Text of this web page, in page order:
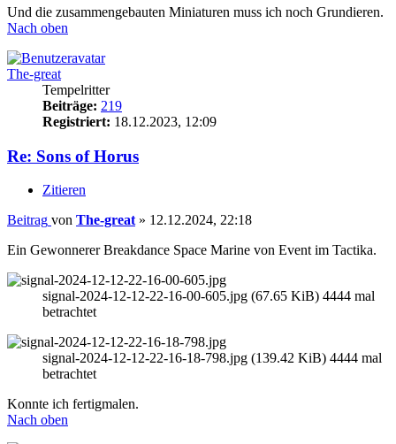
Und die zusammengebauten Miniaturen muss ich noch Grundieren.
Nach oben
The-great
Tempelritter
Beiträge: 219
Registriert: 18.12.2023, 12:09
Re: Sons of Horus
Zitieren
Beitrag von The-great » 12.12.2024, 22:18
Ein Gewonnerer Breakdance Space Marine von Event im Tactika.
signal-2024-12-12-22-16-00-605.jpg (67.65 KiB) 4444 mal
betrachtet
signal-2024-12-12-22-16-18-798.jpg (139.42 KiB) 4444 mal
betrachtet
Konnte ich fertigmalen.
Nach oben